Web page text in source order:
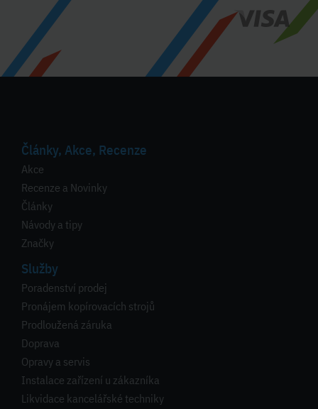
Články, Akce, Recenze
Akce
Recenze a Novinky
Články
Návody a tipy
Značky
Služby
Poradenství prodej
Pronájem kopírovacích strojů
Prodloužená záruka
Doprava
Opravy a servis
Instalace zařízení u zákazníka
Likvidace kancelářské techniky